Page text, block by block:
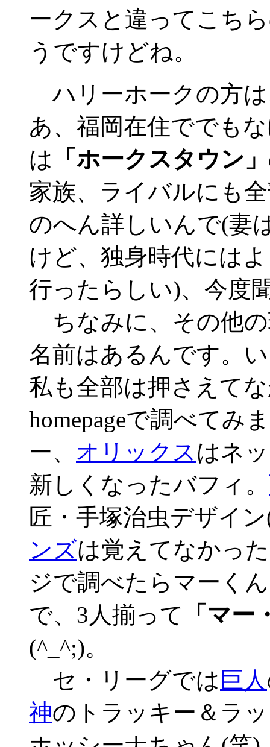
ークスと違ってこち
うですけどね。
ハリーホークの方
あ、福岡在住ででも
は 「ホークスタウン」
家族、ライバルにも
のへん詳しいんで(妻
けど、独身時代には
行ったらしい)、今度
ちなみに、その他
名前はあるんです。
私も全部は押さえて
homepageで調べてみ
ー、 オリックスはネ
新しくなったバフィ。
匠・手塚治虫デザイ
ンズは覚えてなかっ
ジで調べたらマーく
で、3人揃って
「マ
(^_^;)。
セ・リーグでは 巨人
神のトラッキー＆ラ